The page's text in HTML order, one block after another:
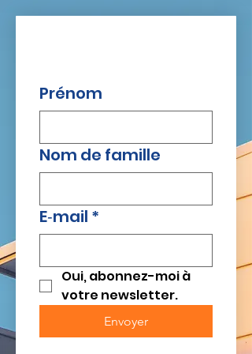
Prénom
Nom de famille
E‑mail *
Oui, abonnez-moi à
votre newsletter.
Envoyer